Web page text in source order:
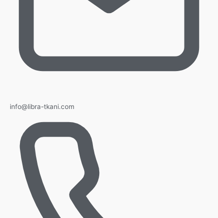
info@libra-tkani.com